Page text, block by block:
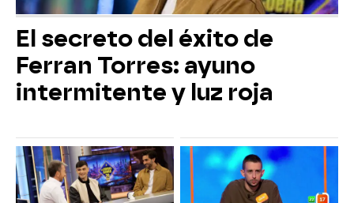
El secreto del éxito de
Ferran Torres: ayuno
intermitente y luz roja